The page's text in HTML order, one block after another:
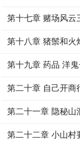
第十七章 赌场风云
第十八章 猪鬃和火
第十九章 药品 洋
第二十章 自己开商
第二十一章 隐秘山
第二十二章 小山村